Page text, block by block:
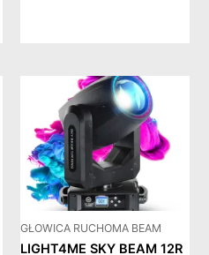
GŁOWICA RUCHOMA BEAM
LIGHT4ME SKY BEAM 12R